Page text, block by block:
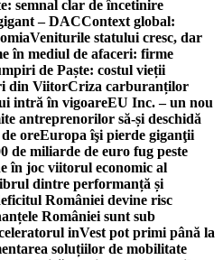
semnal clar de încetinire
– DACContext global:
Veniturile statului cresc, dar
în mediul de afaceri: firme
de Paște: costul vieții
din ViitorCriza carburanților
intră în vigoareEU Inc. – un nou
antreprenorilor să-și deschidă
oreEuropa îşi pierde giganţii
de miliarde de euro fug peste
în joc viitorul economic al
dintre performanță și
României devine risc
României sunt sub
inVest pot primi până la
soluțiilor de mobilitate